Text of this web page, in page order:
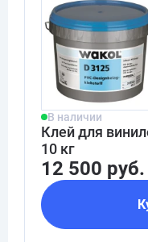
В наличии
Клей для
10 кг
12 500 руб.